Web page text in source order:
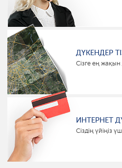
ДҮКЕНДЕР
Сізге ең жақын
ИНТЕРНЕТ
Сіздің үйіңіз